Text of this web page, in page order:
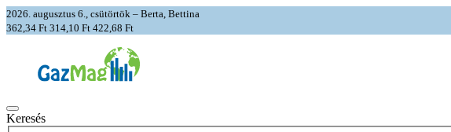
2026. augusztus 6., csütörtök – Berta, Bettina
362,34 Ft 314,10 Ft 422,68 Ft
Keresés